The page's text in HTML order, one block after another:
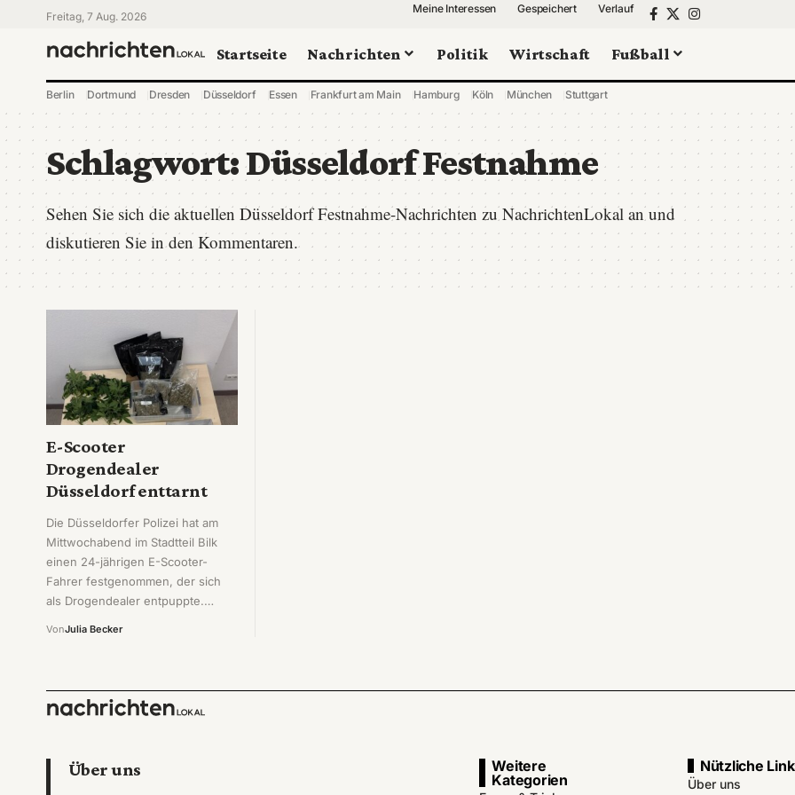
Freitag, 7 Aug. 2026
Meine Interessen Gespeichert Verlauf
Startseite Nachrichten Politik Wirtschaft Fußball
Berlin Dortmund Dresden Düsseldorf Essen Frankfurt am Main Hamburg Köln München Stuttgart
Schlagwort:Düsseldorf Festnahme
Sehen Sie sich die aktuellen Düsseldorf Festnahme-Nachrichten zu NachrichtenLokal an und
diskutieren Sie in den Kommentaren.
E-Scooter
Drogendealer
Düsseldorf enttarnt
Die Düsseldorfer Polizei hat am
Mittwochabend im Stadtteil Bilk
einen 24-jährigen E-Scooter-
Fahrer festgenommen, der sich
als Drogendealer entpuppte.…
VonJulia Becker
Über uns
Weitere
Kategorien
Nützliche
Über uns